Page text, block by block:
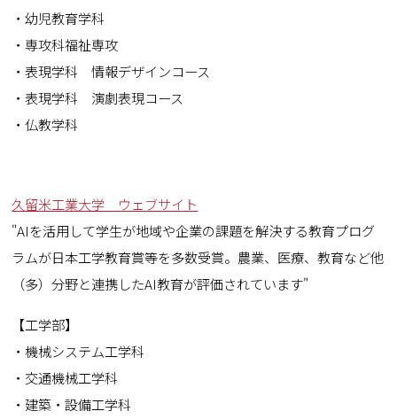
・幼児教育学科
・専攻科福祉専攻
・表現学科 情報デザインコース
・表現学科 演劇表現コース
・仏教学科
久留米工業大学 ウェブサイト
"AIを活用して学生が地域や企業の課題を解決する教育プログ
ラムが日本工学教育賞等を多数受賞。農業、医療、教育など他
（多）分野と連携したAI教育が評価されています"
【工学部】
・機械システム工学科
・交通機械工学科
・建築・設備工学科